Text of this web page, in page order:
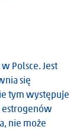
Polsce. Jest
się
tym występuje
estrogenów
nie może